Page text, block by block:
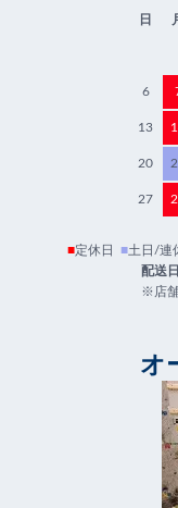
日
6
13
20
27
■定休日 ■土日/連
配送
※店
オ